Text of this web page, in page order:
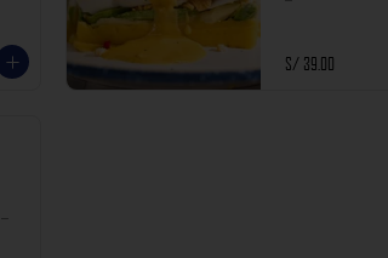
S/ 39.00